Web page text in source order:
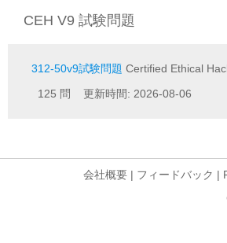
CEH V9 試験問題
312-50v9試験問題 Certified Ethical
125 問 更新時間: 2026-08-06
会社概要 | フィードバック |